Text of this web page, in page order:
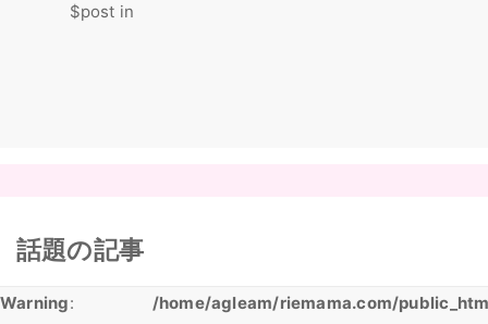
$post in
話題の記事
Warning:
/home/agleam/riemama.com/